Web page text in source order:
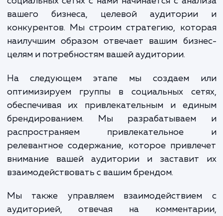
укрепление бренда или
обслуживания клиентов.
Процесс создания и ведения
социальных сетях с нами начинается с
вашего бизнеса, целевой
конкурентов. Мы строим стратегию,
наилучшим образом отвечает вашим
На следующем этапе мы создаем